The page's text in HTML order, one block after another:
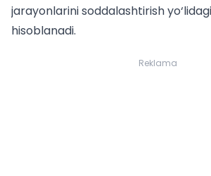
jarayonlarini soddalashtirish
hisoblanadi.
Reklama